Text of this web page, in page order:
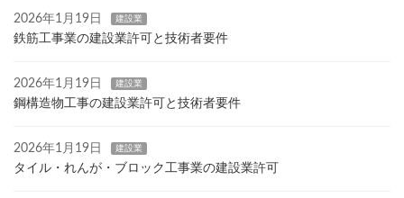
2026年1月19日 建設業
鉄筋工事業の建設業許可と技術者要件
2026年1月19日 建設業
鋼構造物工事の建設業許可と技術者要件
2026年1月19日 建設業
タイル・れんが・ブロック工事業の建設業許可